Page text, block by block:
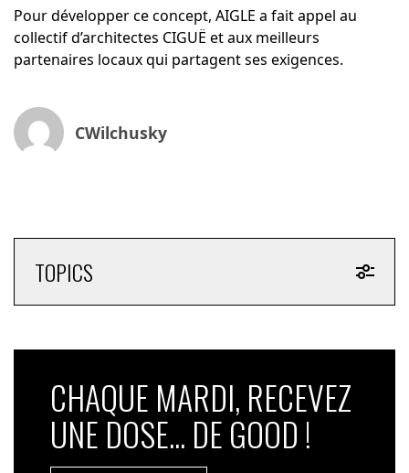
Pour développer ce concept, AIGLE a fait appel au
collectif d’architectes CIGUË et aux meilleurs
partenaires locaux qui partagent ses exigences.
CWilchusky
TOPICS
CHAQUE MARDI, RECEVEZ
UNE DOSE... DE GOOD !